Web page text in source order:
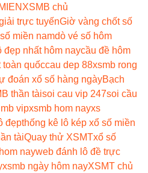
XSMB chủ
trực tuyếnGiờ vàng chốt số
miền namdò vé số hôm
đẹp nhất hôm naycầu đề hôm
toàn quốccau dep 88xsmb rong
đoán xổ số hàng ngàyBạch
thần tàisoi cau vip 247soi cầu
vipxsmb hom nayxs
đẹpthống kê lô kép xổ số miền
tàiQuay thử XSMTxổ số
nayweb đánh lô đề trực
xsmb ngày hôm nayXSMT chủ